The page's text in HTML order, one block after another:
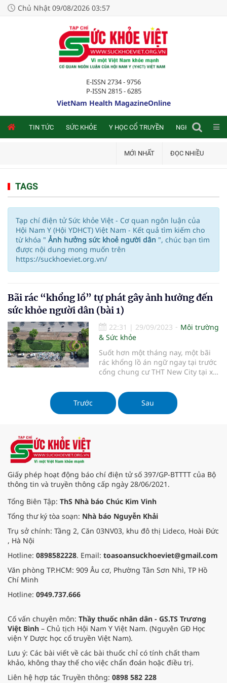
Chủ Nhật 09/08/2026 03:57
E-ISSN 2734 - 9756
P-ISSN 2815 - 6285
VietNam Health MagazineOnline
TIN TỨC SỨC KHỎE Y HỌC CỔ TRUYỀN NGHIÊN CỨU
MỚI NHẤT ĐỌC NHIỀU
TAGS
Tạp chí điện tử Sức khỏe Việt - Cơ quan ngôn luận của
Hội Nam Y (Hội YDHCT) Việt Nam - Kết quả tìm kiếm cho
từ khóa " Ảnh hưởng sức khoẻ người dân ", chúc bạn tìm
được nội dung mong muốn trên
https://suckhoeviet.org.vn/
Bãi rác “khổng lồ” tự phát gây ảnh hưởng đến
sức khỏe người dân (bài 1)
22:31 | 29/09/2023
Môi trường
& Sức khỏe
Suốt hơn một tháng nay, một bãi
rác khổng lồ án ngữ ngay tại trước
cổng chung cư THT New City tại xã
Nội vừa gây mất mỹ quan đô thị
vừa gây ảnh hưởng nghiêm trọng
tới sức khoẻ người dân.
Trước Sau
Giấy phép hoạt động báo chí điện tử số 397/GP-BTTTT của Bộ
thông tin và truyền thông cấp ngày 28/06/2021.
Tổng Biên Tập: ThS Nhà báo Chúc Kim Vinh
Tổng thư ký tòa soạn: Nhà báo Nguyễn Khải
Trụ sở chính: Tầng 2, Căn 03NV03, khu đô thị Lideco, Hoài Đức
, Hà Nội
Hotline: 0898582228. Email: toasoansuckhoeviet@gmail.com
Văn phòng TP.HCM: 909 Âu cơ, Phường Tân Sơn Nhì, TP Hồ
Chí Minh
Hotline: 0949.737.666
Cố vấn chuyên môn: Thầy thuốc nhân dân - GS.TS Trương
Việt Bình – Chủ tịch Hội Nam Y Việt Nam. (Nguyên GĐ Học
viện Y Dược học cổ truyền Việt Nam).
Lưu ý: Các bài viết về các bài thuốc chỉ có tính chất tham
khảo, không thay thế cho việc chẩn đoán hoặc điều trị.
Liên hệ hợp tác Truyền thông: 0898 582 228